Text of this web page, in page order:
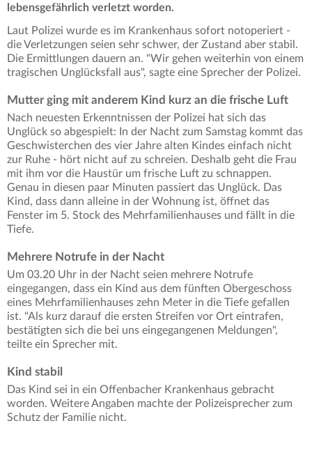
lebensgefährlich verletzt worden.
Laut Polizei wurde es im Krankenhaus sofort notoperiert -
die Verletzungen seien sehr schwer, der Zustand aber stabil.
Die Ermittlungen dauern an. "Wir gehen weiterhin von einem
tragischen Unglücksfall aus", sagte eine Sprecher der Polizei.
Mutter ging mit anderem Kind kurz an die frische Luft
Nach neuesten Erkenntnissen der Polizei hat sich das
Unglück so abgespielt: In der Nacht zum Samstag kommt das
Geschwisterchen des vier Jahre alten Kindes einfach nicht
zur Ruhe - hört nicht auf zu schreien. Deshalb geht die Frau
mit ihm vor die Haustür um frische Luft zu schnappen.
Genau in diesen paar Minuten passiert das Unglück. Das
Kind, dass dann alleine in der Wohnung ist, öffnet das
Fenster im 5. Stock des Mehrfamilienhauses und fällt in die
Tiefe.
Mehrere Notrufe in der Nacht
Um 03.20 Uhr in der Nacht seien mehrere Notrufe
eingegangen, dass ein Kind aus dem fünften Obergeschoss
eines Mehrfamilienhauses zehn Meter in die Tiefe gefallen
ist. "Als kurz darauf die ersten Streifen vor Ort eintrafen,
bestätigten sich die bei uns eingegangenen Meldungen",
teilte ein Sprecher mit.
Kind stabil
Das Kind sei in ein Offenbacher Krankenhaus gebracht
worden. Weitere Angaben machte der Polizeisprecher zum
Schutz der Familie nicht.